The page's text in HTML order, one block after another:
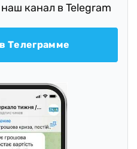
канал в Telegram
Телеграмме